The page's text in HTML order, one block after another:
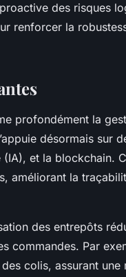
des risques
renforcer la
profondément la
désormais sur
(IA), et la blockchain.
améliorant la
des entrepôts
commandes. Par
colis, assurant une